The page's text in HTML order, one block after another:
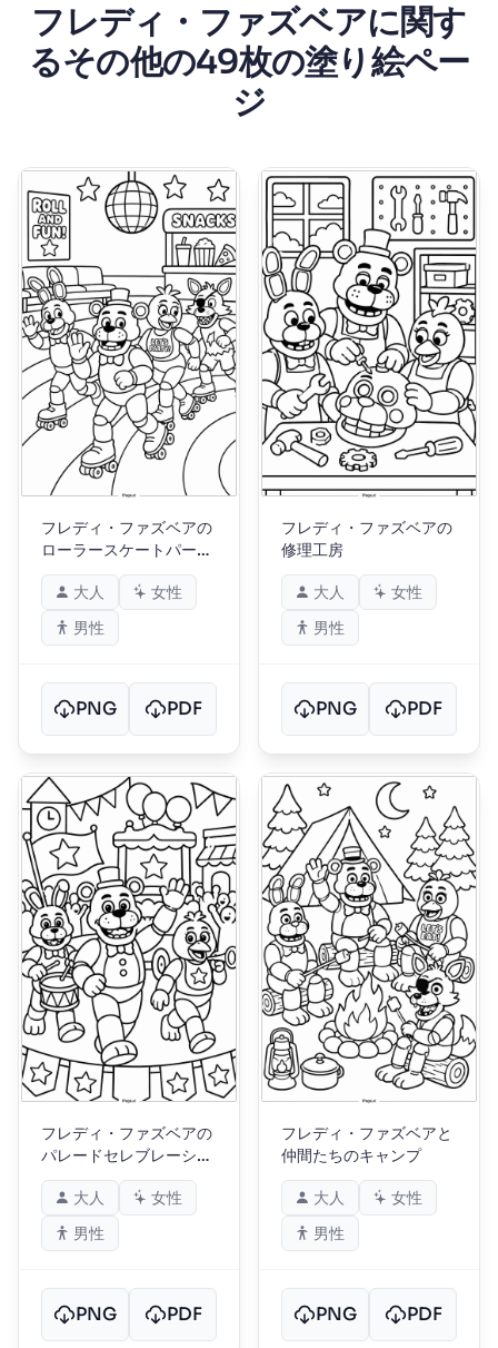
フレディ・ファズベアに関す
るその他の49枚の塗り絵ペー
ジ
フレディ・ファズベアの
ローラースケートパーテ
ィー
大人
女性
男性
PNG PDF
フレディ・ファズベアの
修理工房
大人
女性
男性
PNG PDF
フレディ・ファズベアの
パレードセレブレーショ
ン
大人
女性
男性
PNG PDF
フレディ・ファズベアと
仲間たちのキャンプ
大人
女性
男性
PNG PDF